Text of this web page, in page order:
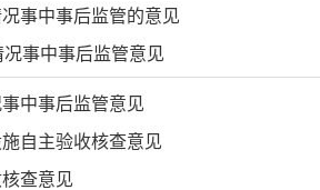
事中事后监管的意见
事中事后监管意见
中事后监管意见
自主验收核查意见
查意见